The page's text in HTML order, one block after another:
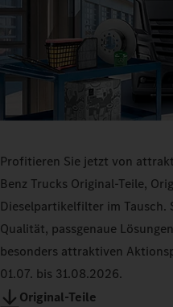
Profitieren Sie jetzt von
Benz Trucks Original-Teile,
Dieselpartikelfilter im Tausch.
Qualität, passgenaue
besonders attraktiven
01.07. bis 31.08.2026.
Original-Teile